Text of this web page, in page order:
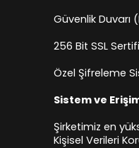
Güvenlik Duvarı
256 Bit SSL
Özel Şifreleme
Sistem ve
Şirketimiz en
Kişisel Verileri